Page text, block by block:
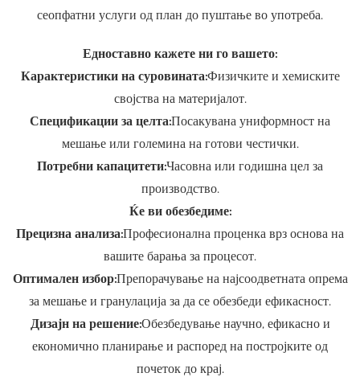
сеопфатни услуги од план до пуштање во употреба.
Едноставно кажете ни го вашето:
Карактеристики на суровината:Физичките и хемиските
својства на материјалот.
Спецификации за целта:Посакувана униформност на
мешање или големина на готови честички.
Потребни капацитети:Часовна или годишна цел за
производство.
Ќе ви обезбедиме:
Прецизна анализа:Професионална проценка врз основа на
вашите барања за процесот.
Оптимален избор:Препорачување на најсоодветната опрема
за мешање и гранулација за да се обезбеди ефикасност.
Дизајн на решение:Обезбедување научно, ефикасно и
економично планирање и распоред на постројките од
почеток до крај.